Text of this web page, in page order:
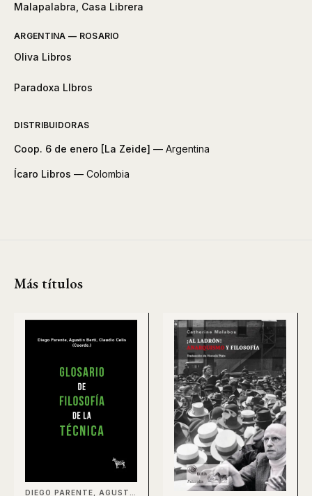
Malapalabra, Casa Librera
ARGENTINA — ROSARIO
Oliva Libros
Paradoxa LIbros
DISTRIBUIDORAS
Coop. 6 de enero [La Zeide] — Argentina
Ícaro Libros — Colombia
Más títulos